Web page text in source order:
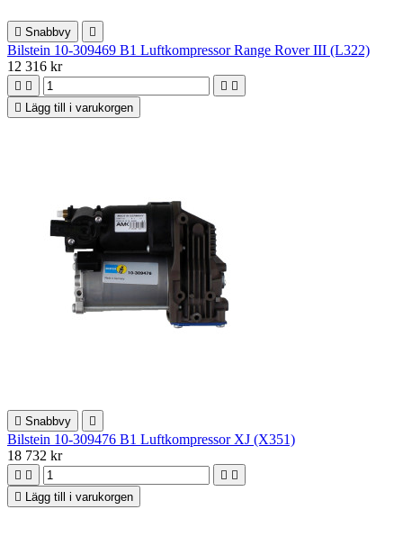
 Snabbvy 
Bilstein 10-309469 B1 Luftkompressor Range Rover III (L322)
12 316 kr
   

Lägg till i varukorgen
 Snabbvy 
Bilstein 10-309476 B1 Luftkompressor XJ (X351)
18 732 kr
   

Lägg till i varukorgen